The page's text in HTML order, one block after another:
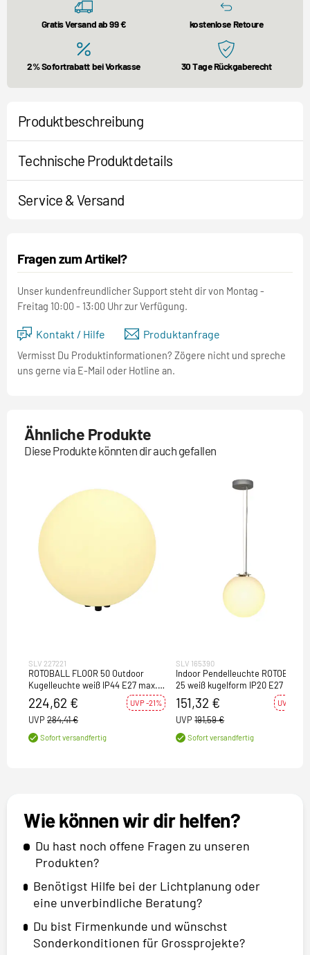
Gratis Versand ab 99 € kostenlose Retoure
2% Sofortrabatt bei Vorkasse 30 Tage Rückgaberecht
Produktbeschreibung
Technische Produktdetails
Service & Versand
Fragen zum Artikel?
Unser kundenfreundlicher Support steht dir von Montag -
Freitag 10:00 - 13:00 Uhr zur Verfügung.
Kontakt / Hilfe Produktanfrage
Vermisst Du Produktinformationen? Zögere nicht und spreche
uns gerne via E-Mail oder Hotline an.
Ähnliche Produkte
Diese Produkte könnten dir auch gefallen
SLV 227221
ROTOBALL FLOOR 50 Outdoor
Kugelleuchte weiß IP44 E27 max.
24W mit Netzstecker
224,62 € UVP -21%
UVP 284,41 €
Sofort versandfertig
SLV 165390
Indoor Pendelleuchte ROTOBALL
25 weiß kugelform IP20 E27 max.
24W
151,32 € UVP -21%
UVP 191,59 €
Sofort versandfertig
Wie können wir dir helfen?
Du hast noch offene Fragen zu unseren
Produkten?
Benötigst Hilfe bei der Lichtplanung oder
eine unverbindliche Beratung?
Du bist Firmenkunde und wünschst
Sonderkonditionen für Grossprojekte?